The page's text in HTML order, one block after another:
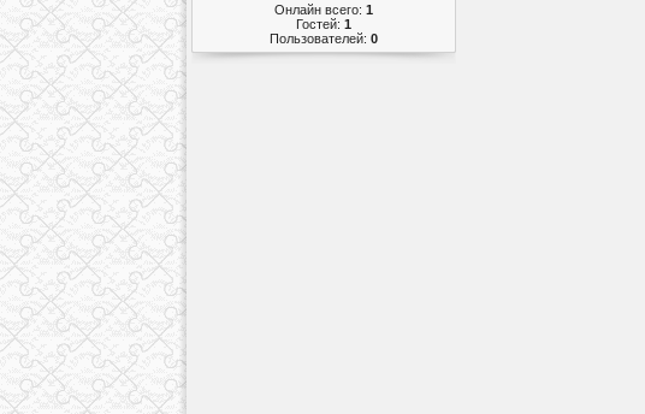
Онлайн всего: 1
Гостей: 1
Пользователей: 0